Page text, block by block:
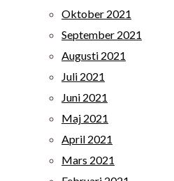
Oktober 2021
September 2021
Augusti 2021
Juli 2021
Juni 2021
Maj 2021
April 2021
Mars 2021